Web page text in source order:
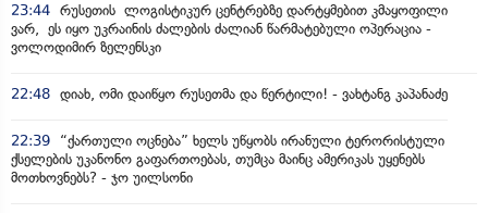
23:44 რუსეთის ლოგისტიკურ ცენტრებზე დარტყმებით კმაყოფილი
ვარ, ეს იყო უკრაინის ძალების ძალიან წარმატებული ოპერაცია -
ვოლოდიმირ ზელენსკი
22:48 დიახ, ომი დაიწყო რუსეთმა და წერტილი! - ვახტანგ კაპანაძე
22:39
“ქართული ოცნება” ხელს უწყობს ირანული ტერორისტული
ქსელების უკანონო გაფართოებას, თუმცა მაინც ამერიკას უყენებს
მოთხოვნებს? - ჯო უილსონი